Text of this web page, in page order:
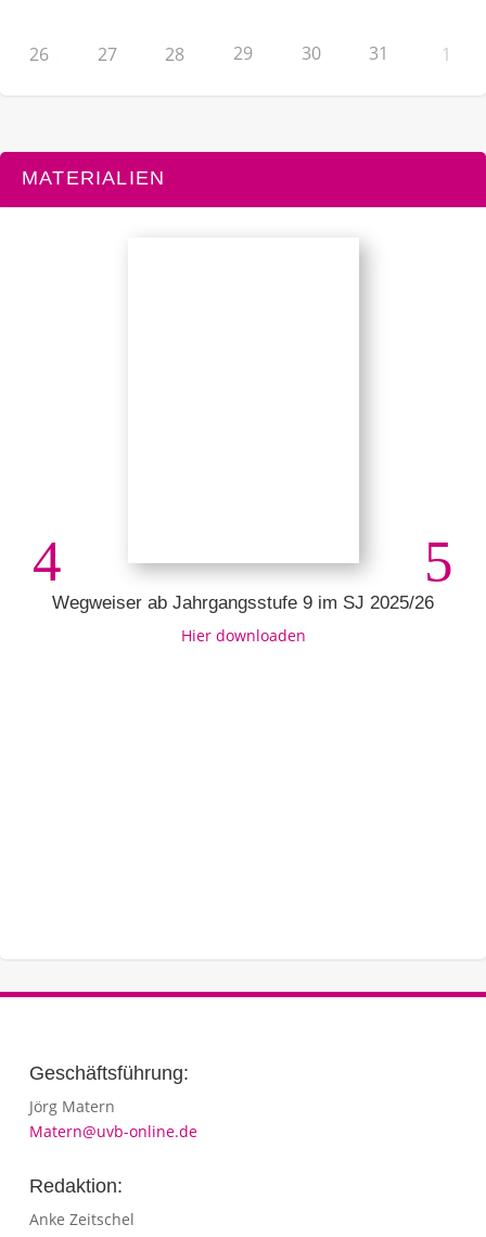
26 27 28 29 30 31 1
MATERIALIEN
Wegweiser ab Jahrgangsstufe 9 im SJ 2025/26
Hier downloaden
Geschäftsführung:
Jörg Matern
Matern@uvb-online.de
Redaktion:
Anke Zeitschel